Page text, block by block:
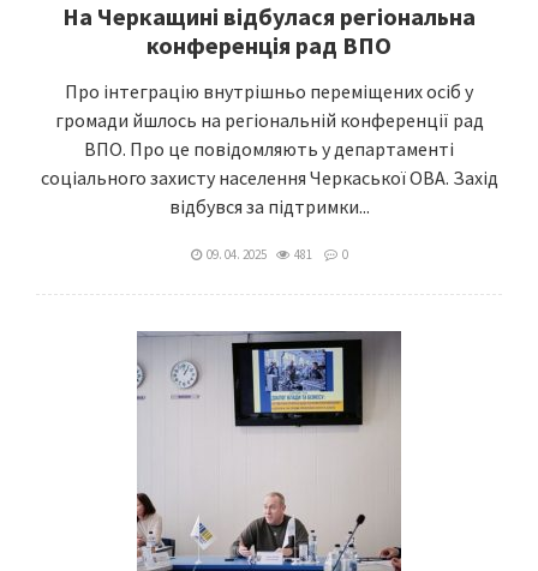
На Черкащині відбулася регіональна
конференція рад ВПО
Про інтеграцію внутрішньо переміщених осіб у
громади йшлось на регіональній конференції рад
ВПО. Про це повідомляють у департаменті
соціального захисту населення Черкаської ОВА. Захід
відбувся за підтримки...
09. 04. 2025 481 0